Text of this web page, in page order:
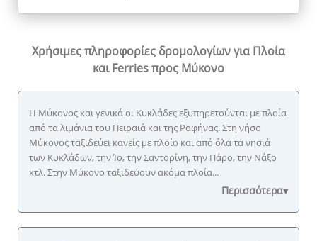
Χρήσιμες πληροφορίες δρομολογίωνγια Πλοία
και Ferries προς Μύκονο
Η Μύκονος και γενικά οι Κυκλάδες εξυπηρετούνται με πλοία
από τα λιμάνια του Πειραιά και της Ραφήνας. Στη νήσο
Μύκονος ταξιδεύει κανείς με πλοίο και από όλα τα νησιά
των Κυκλάδων, την Ίο, την Σαντορίνη, την Πάρο, την Νάξο
κτλ. Στην Μύκονο ταξιδεύουν ακόμα πλοία...
Περισσότερα▾